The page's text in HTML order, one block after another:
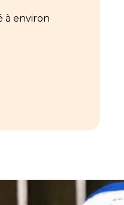
à environ